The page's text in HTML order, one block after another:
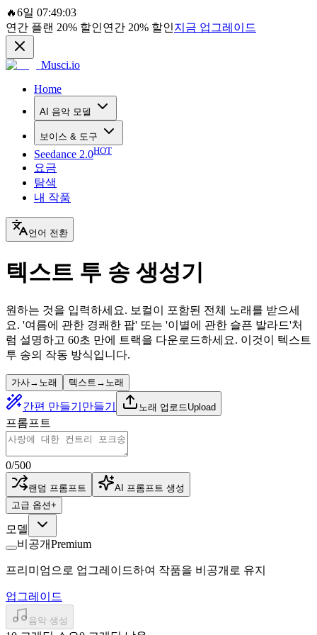
🔥6일 07:49:03
연간 플랜 20% 할인연간 20% 할인지금 업그레이드
Musci.io
Home
AI 음악 모델
보이스 & 도구
Seedance 2.0HOT
요금
탐색
내 작품
언어 전환
텍스트 투 송 생성기
원하는 것을 입력하세요. 보컬이 포함된 전체 노래를 받으세
요. '여름에 관한 경쾌한 팝' 또는 '이별에 관한 슬픈 발라드'처
럼 설명하고 60초 만에 트랙을 다운로드하세요. 이것이 텍스트
투 송의 작동 방식입니다.
가사→노래 텍스트→노래
간편 만들기 만들기 노래 업로드Upload
프롬프트
0/500
랜덤 프롬프트
AI 프롬프트 생성
고급 옵션+
모델
비공개Premium
프리미엄으로 업그레이드하여 작품을 비공개로 유지
업그레이드
음악 생성